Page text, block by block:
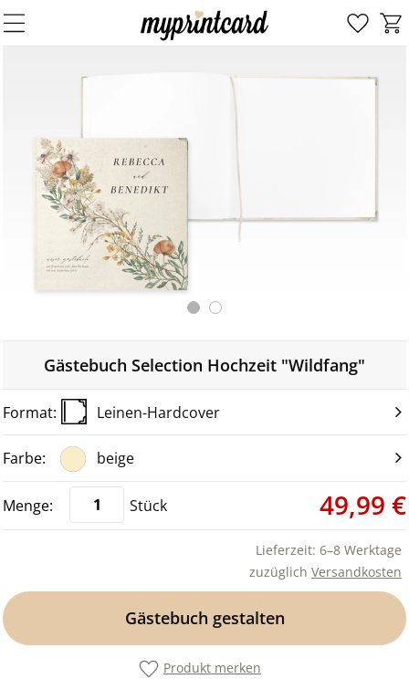
Gästebuch Selection Hochzeit "Wildfang"
Leinen-Hardcover
beige
Stück 49,99 €
Lieferzeit: 6–8 Werktage
zuzüglich Versandkosten
Gästebuch gestalten
Produkt merken